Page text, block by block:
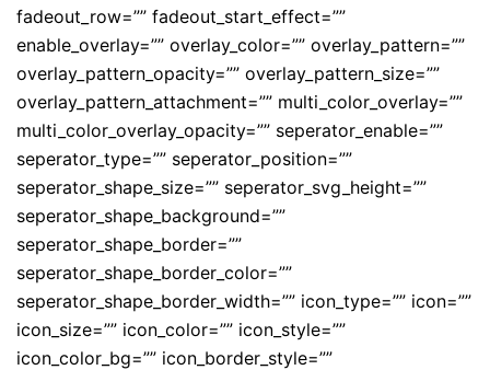
fadeout_row=”” fadeout_start_effect=””
enable_overlay=”” overlay_color=”” overlay_pattern=””
overlay_pattern_opacity=”” overlay_pattern_size=””
overlay_pattern_attachment=”” multi_color_overlay=””
multi_color_overlay_opacity=”” seperator_enable=””
seperator_type=”” seperator_position=””
seperator_shape_size=”” seperator_svg_height=””
seperator_shape_background=””
seperator_shape_border=””
seperator_shape_border_color=””
seperator_shape_border_width=”” icon_type=”” icon=””
icon_size=”” icon_color=”” icon_style=””
icon_color_bg=”” icon_border_style=””